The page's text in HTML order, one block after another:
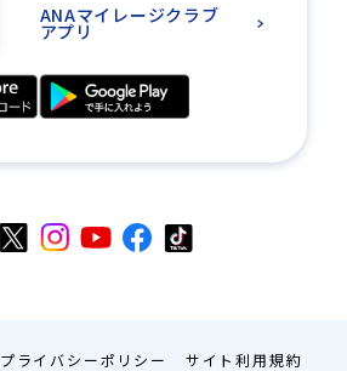
ANAマイレージクラブ
アプリ
プライバシーポリシー サイト利用規約